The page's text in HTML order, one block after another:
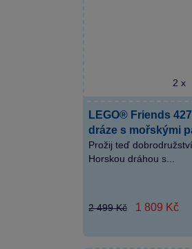
2 x
LEGO® Friends
dráze s mořskými
Prožij teď
Horskou dráhou s...
2 499 Kč
1 809 Kč